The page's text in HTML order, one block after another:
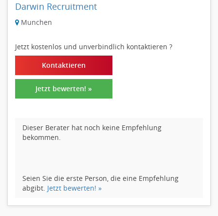
Darwin Recruitment
Munchen
Jetzt kostenlos und unverbindlich kontaktieren ?
Kontaktieren
Jetzt bewerten! »
Dieser Berater hat noch keine Empfehlung
bekommen.
Seien Sie die erste Person, die eine Empfehlung
abgibt. Jetzt bewerten! »